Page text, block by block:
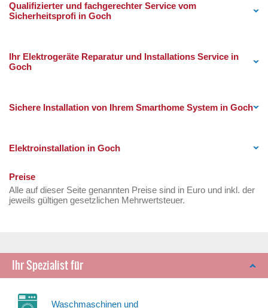
Qualifizierter und fachgerechter Service vom
Sicherheitsprofi in Goch
Ihr Elektrogeräte Reparatur und Installations Service in
Goch
Sichere Installation von Ihrem Smarthome System in Goch
Elektroinstallation in Goch
Preise
Alle auf dieser Seite genannten Preise sind in Euro und inkl. der
jeweils gültigen gesetzlichen Mehrwertsteuer.
Ihr Spezialist für
Waschmaschinen und